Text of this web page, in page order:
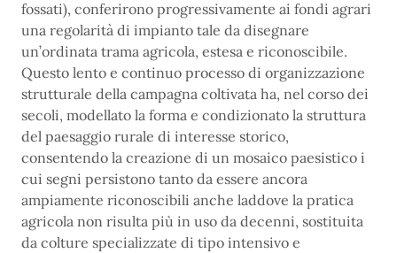
fossati), conferirono progressivamente ai fondi agrari
una regolarità di impianto tale da disegnare
un’ordinata trama agricola, estesa e riconoscibile.
Questo lento e continuo processo di organizzazione
strutturale della campagna coltivata ha, nel corso dei
secoli, modellato la forma e condizionato la struttura
del paesaggio rurale di interesse storico,
consentendo la creazione di un mosaico paesistico i
cui segni persistono tanto da essere ancora
ampiamente riconoscibili anche laddove la pratica
agricola non risulta più in uso da decenni, sostituita
da colture specializzate di tipo intensivo e